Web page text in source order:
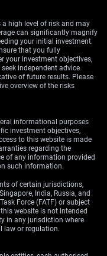
a high level of risk and may
can significantly magnify
your initial investment.
that you fully
your investment objectives,
independent advice
of future results. Please
overview of the risks
informational purposes
investment objectives,
to this website is made
regarding the
of any information provided
such information.
of certain jurisdictions,
India, Russia, and
Force (FATF) or subject
website is not intended
in any jurisdiction where
law or regulation.